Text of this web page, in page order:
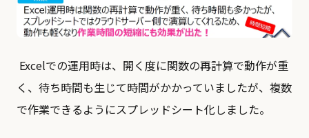
Excelでの運用時は、開く度に関数の再計算で動作が重
く、待ち時間も生じて時間がかかっていましたが、複数
で作業できるようにスプレッドシート化しました。